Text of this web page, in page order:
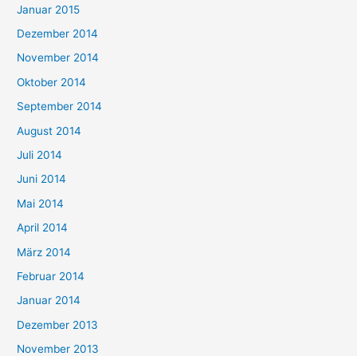
Januar 2015
Dezember 2014
November 2014
Oktober 2014
September 2014
August 2014
Juli 2014
Juni 2014
Mai 2014
April 2014
März 2014
Februar 2014
Januar 2014
Dezember 2013
November 2013